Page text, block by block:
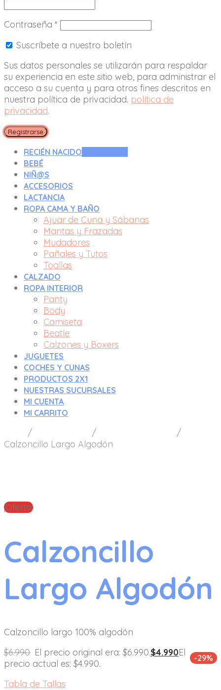
Contraseña *
Suscríbete a nuestro boletín
Sus datos personales se utilizarán para respaldar
su experiencia en este sitio web, para administrar el
acceso a su cuenta y para otros fines descritos en
nuestra política de privacidad. política de
privacidad.
Registrarse
RECIÉN NACIDO
BEBÉ
NIÑ@S
ACCESORIOS
LACTANCIA
ROPA CAMA Y BAÑO
Ajuar de Cuna y Sábanas
Mantas y Frazadas
Mudadores
Pañales y Tutos
Toallas
CALZADO
ROPA INTERIOR
Panty
Body
Camiseta
Beatle
Calzones y Boxers
JUGUETES
COCHES Y CUNAS
PRODUCTOS 2X1
NUESTRAS SUCURSALES
MI CUENTA
MI CARRITO
/ /
/
Calzoncillo Largo Algodón
¡Oferta!
Calzoncillo
Largo Algodón
Calzoncillo largo 100% algodón
$6.990 El precio original era: $6.990.$4.990El
precio actual es: $4.990.
-29%
Tabla de Tallas